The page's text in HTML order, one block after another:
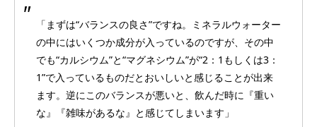
「まずは“バランスの良さ”ですね。ミネラルウォーター
の中にはいくつか成分が入っているのですが、その中
でも“カルシウム”と“マグネシウム”が“2：1もしくは3：
1”で入っているものだとおいしいと感じることが出来
ます。逆にこのバランスが悪いと、飲んだ時に『重い
な』『雑味があるな』と感じてしまいます」